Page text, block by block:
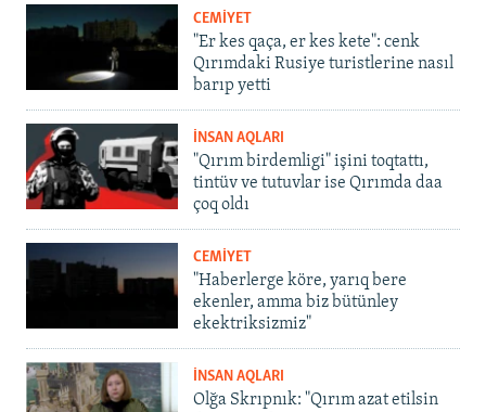
CEMİYET
"Er kes qaça, er kes kete": cenk
Qırımdaki Rusiye turistlerine nasıl
barıp yetti
İNSAN AQLARI
"Qırım birdemligi" işini toqtattı,
tintüv ve tutuvlar ise Qırımda daa
çoq oldı
CEMİYET
"Haberlerge köre, yarıq bere
ekenler, amma biz bütünley
ekektriksizmiz"
İNSAN AQLARI
Olğa Skrıpnık: "Qırım azat etilsin